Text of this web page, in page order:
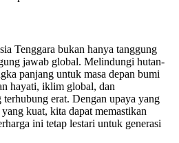
Tenggara bukan hanya tanggung
jawab global. Melindungi hutan-
panjang untuk masa depan bumi
hayati, iklim global, dan
terhubung erat. Dengan upaya yang
kuat, kita dapat memastikan
ini tetap lestari untuk generasi